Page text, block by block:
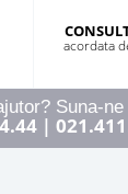
acordata
Suna-ne
|